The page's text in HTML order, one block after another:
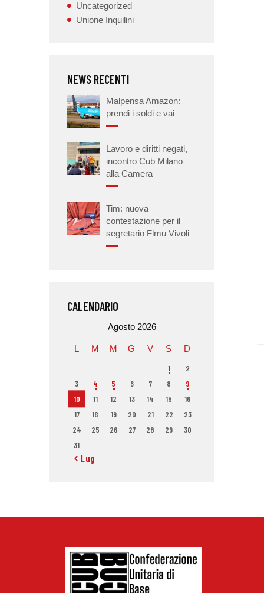
Uncategorized
Unione Inquilini
NEWS RECENTI
Malpensa Amazon:
prendi i soldi e vai
Lavoro e diritti negati,
incontro Cub Milano
alla Camera
Tim: nuova
contestazione per il
segretario Flmu Vivoli
CALENDARIO
Agosto 2026
L M M G V S D
1
2
3
4 5 6 7 8
9
10
11 12 13 14 15
16
17
18 19 20 21 22
23
24
25 26 27 28 29
30
31
« Lug